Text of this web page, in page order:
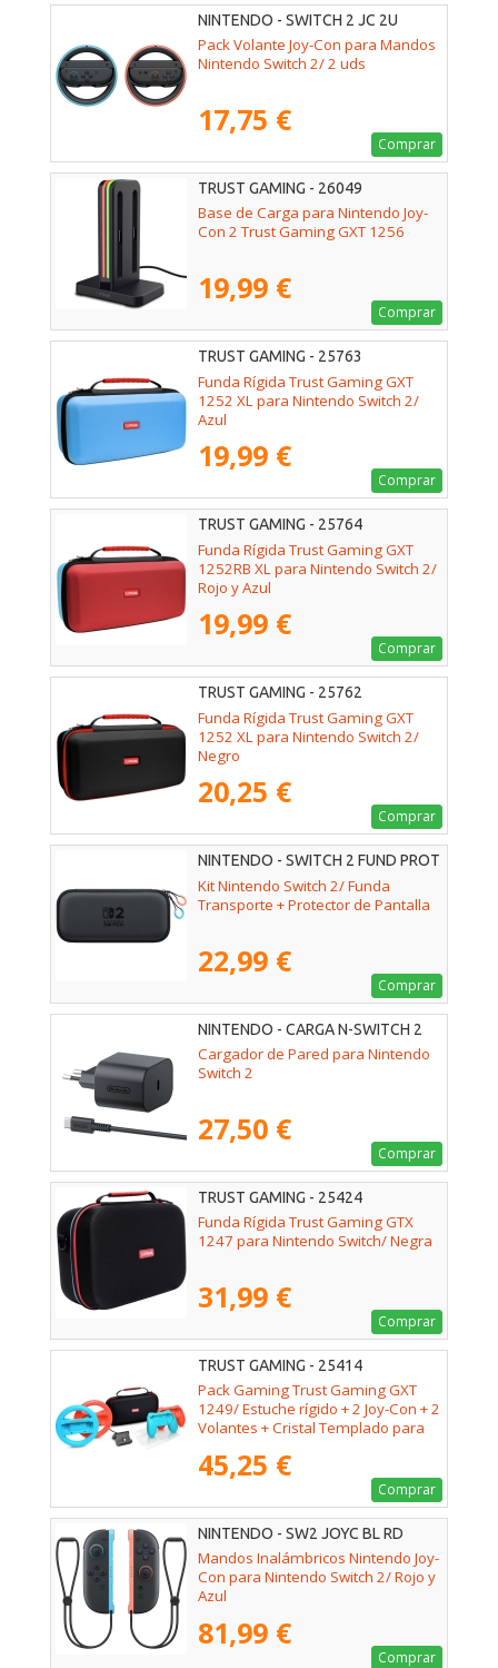
NINTENDO - SWITCH 2 JC 2U
Pack Volante Joy-Con para Mandos
Nintendo Switch 2/ 2 uds
17,75 €
Comprar
TRUST GAMING - 26049
Base de Carga para Nintendo Joy-
Con 2 Trust Gaming GXT 1256
19,99 €
Comprar
TRUST GAMING - 25763
Funda Rígida Trust Gaming GXT
1252 XL para Nintendo Switch 2/
Azul
19,99 €
Comprar
TRUST GAMING - 25764
Funda Rígida Trust Gaming GXT
1252RB XL para Nintendo Switch 2/
Rojo y Azul
19,99 €
Comprar
TRUST GAMING - 25762
Funda Rígida Trust Gaming GXT
1252 XL para Nintendo Switch 2/
Negro
20,25 €
Comprar
NINTENDO - SWITCH 2 FUND PROT
Kit Nintendo Switch 2/ Funda
Transporte + Protector de Pantalla
22,99 €
Comprar
NINTENDO - CARGA N-SWITCH 2
Cargador de Pared para Nintendo
Switch 2
27,50 €
Comprar
TRUST GAMING - 25424
Funda Rígida Trust Gaming GTX
1247 para Nintendo Switch/ Negra
31,99 €
Comprar
TRUST GAMING - 25414
Pack Gaming Trust Gaming GXT
1249/ Estuche rígido + 2 Joy-Con + 2
Volantes + Cristal Templado para
45,25 €
Comprar
NINTENDO - SW2 JOYC BL RD
Mandos Inalámbricos Nintendo Joy-
Con para Nintendo Switch 2/ Rojo y
Azul
81,99 €
Comprar